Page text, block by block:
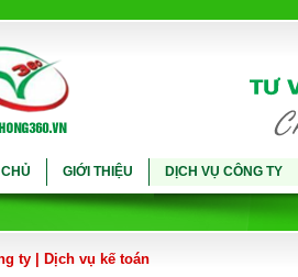
GIỚI THIỆU DỊCH VỤ CÔNG TY
ty Dịch vụ kế toán